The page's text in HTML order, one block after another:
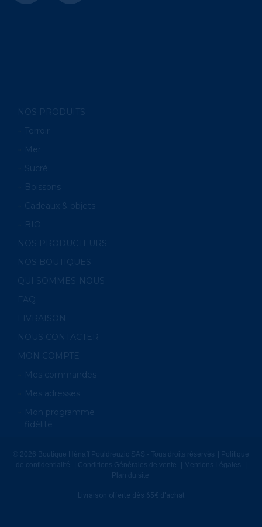
NOS PRODUITS
Terroir
Mer
Sucré
Boissons
Cadeaux & objets
BIO
NOS PRODUCTEURS
NOS BOUTIQUES
QUI SOMMES-NOUS
FAQ
LIVRAISON
NOUS CONTACTER
MON COMPTE
Mes commandes
Mes adresses
Mon programme
fidélité
© 2026 Boutique Hénaff Pouldreuzic SAS - Tous droits réservés
Politique
de confidentialité
Conditions Générales de vente
Mentions Légales
Plan du site
Livraison offerte dès 65€ d'achat